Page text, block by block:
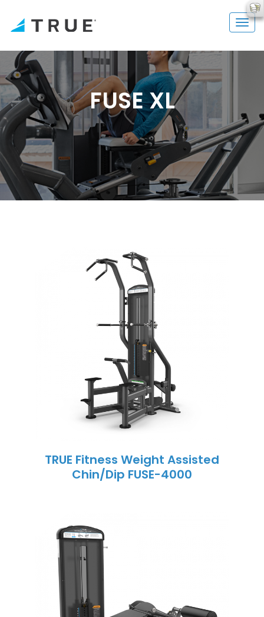
FUSE XL
TRUE Fitness Weight Assisted
Chin/Dip FUSE-4000